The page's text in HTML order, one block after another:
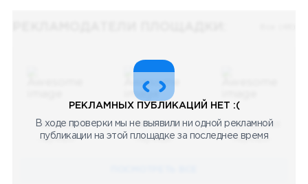
08.05.2023
Научный
08.05.2023
Научный
08.05.2023
Научный
РЕКЛАМНЫХ ПУБЛИКАЦИЙ НЕТ :(
В ходе проверки мы не выявили ни одной рекламной
публикации на этой площадке за последнее время